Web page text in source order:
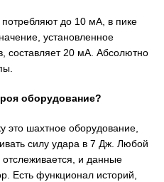
до 10 мА, в пике
установленное
составляет 20 мА. Абсолютно
оборудование?
это шахтное оборудование,
силу удара в 7 Дж. Любой
и данные
Есть функционал историй,